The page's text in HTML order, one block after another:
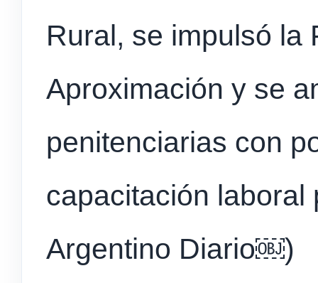
Rural, se impulsó la
Aproximación y se
penitenciarias con
capacitación laboral
Argentino Diario⁠￼)